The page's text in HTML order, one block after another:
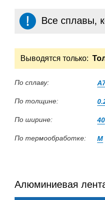
Все сплавы,
Выводятся только:
По сплаву:
По толщине:
По ширине: 40
По термообработке: М
Алюминиевая